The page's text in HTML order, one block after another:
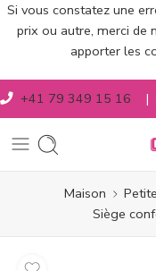
Si vous constatez une
prix ou autre, merci de
apporter les
+41 79 349 15 16 |
Maison
Siège